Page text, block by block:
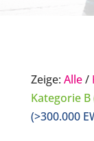
Zeige: Alle/
Kategorie B
(>300.000